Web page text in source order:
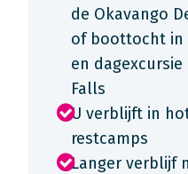
de Okavango
of boottocht in
en
Falls
U verblijft in
restcamps
Langer verblijf